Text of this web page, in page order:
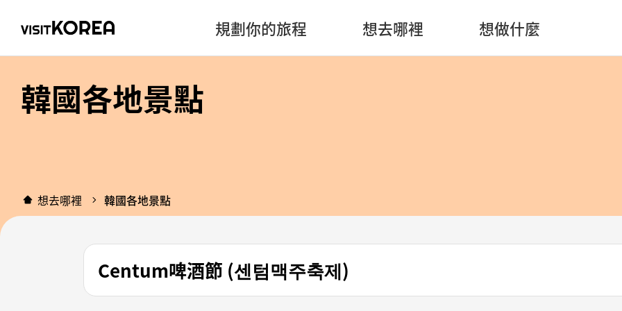
規劃你的旅程 想去哪裡 想做什麼
韓國各地景點
想去哪裡 韓國各地景點
Centum啤酒節 (센텀맥주축제)